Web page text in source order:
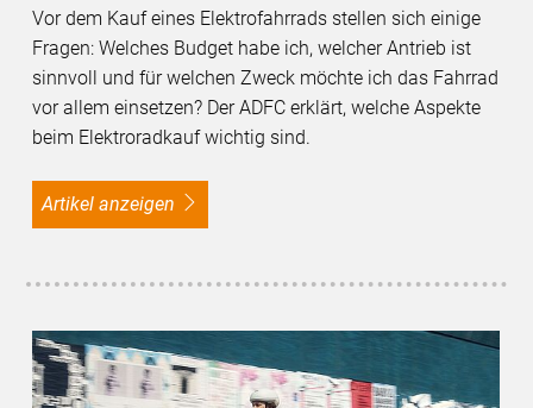
Vor dem Kauf eines Elektrofahrrads stellen sich einige
Fragen: Welches Budget habe ich, welcher Antrieb ist
sinnvoll und für welchen Zweck möchte ich das Fahrrad
vor allem einsetzen? Der ADFC erklärt, welche Aspekte
beim Elektroradkauf wichtig sind.
Artikel anzeigen